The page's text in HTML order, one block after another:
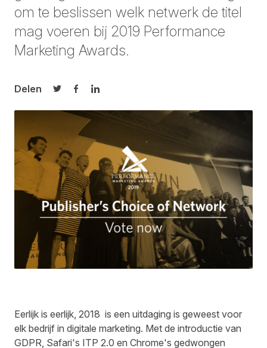
om te beslissen welk netwerk de titel
mag voeren bij 2019 Performance
Marketing Awards.
Delen
Delen op Twitter
Delen op Facebook
Delen op LinkedIn
Eerlijk is eerlijk, 2018 is een uitdaging is geweest voor
elk bedrijf in digitale marketing. Met de introductie van
GDPR, Safari's ITP 2.0 en Chrome's gedwongen